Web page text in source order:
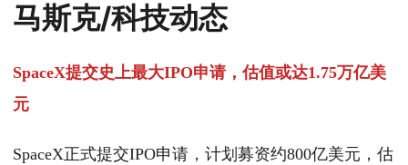
马斯克/科技动态
SpaceX提交史上最大IPO申请，估值或达1.75万亿美
元
SpaceX正式提交IPO申请，计划募资约800亿美元，估